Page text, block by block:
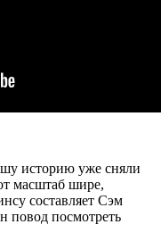
историю уже сняли
масштаб шире,
составляет Сэм
повод посмотреть